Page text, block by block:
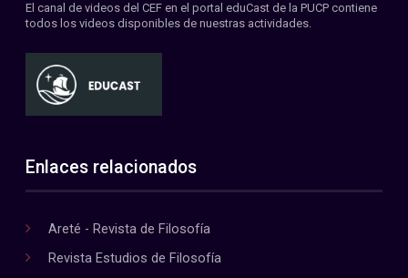
El canal de videos del CEF en el portal eduCast de la PUCP contiene
todos los videos disponibles de nuestras actividades.
Enlaces relacionados
Areté - Revista de Filosofía
Revista Estudios de Filosofía